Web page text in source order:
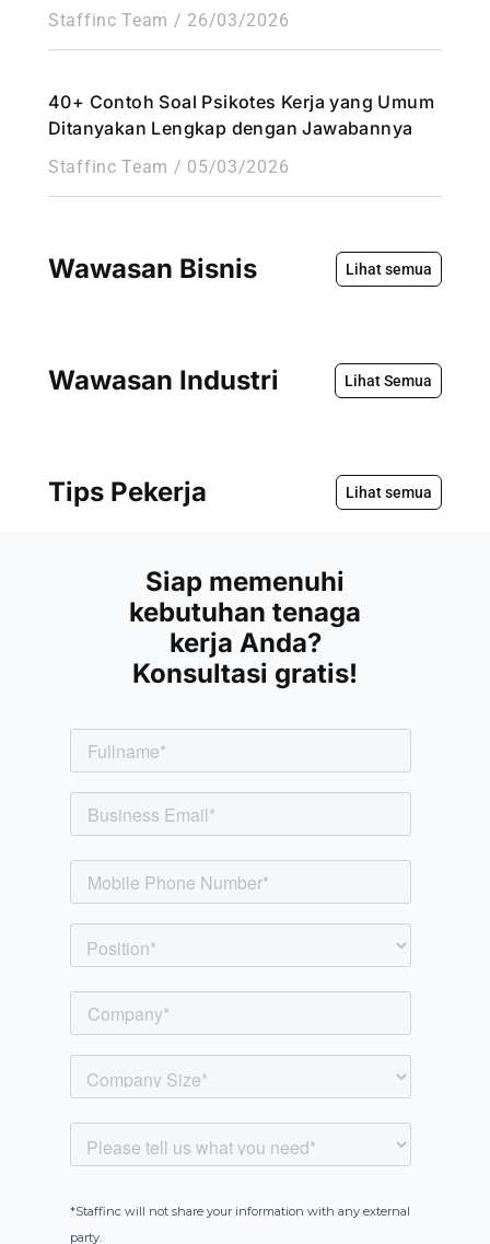
Staffinc Team 26/03/2026
40+ Contoh Soal Psikotes Kerja yang Umum
Ditanyakan Lengkap dengan Jawabannya
Staffinc Team 05/03/2026
Wawasan Bisnis Lihat semua
Wawasan Industri Lihat Semua
Tips Pekerja Lihat semua
Siap memenuhi
kebutuhan tenaga
kerja Anda?
Konsultasi gratis!